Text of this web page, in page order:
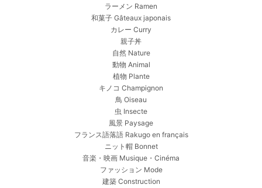
ラーメン Ramen
和菓子 Gâteaux japonais
カレー Curry
親子丼
自然 Nature
動物 Animal
植物 Plante
キノコ Champignon
鳥 Oiseau
虫 Insecte
風景 Paysage
フランス語落語 Rakugo en français
ニット帽 Bonnet
音楽・映画 Musique・Cinéma
ファッション Mode
建築 Construction